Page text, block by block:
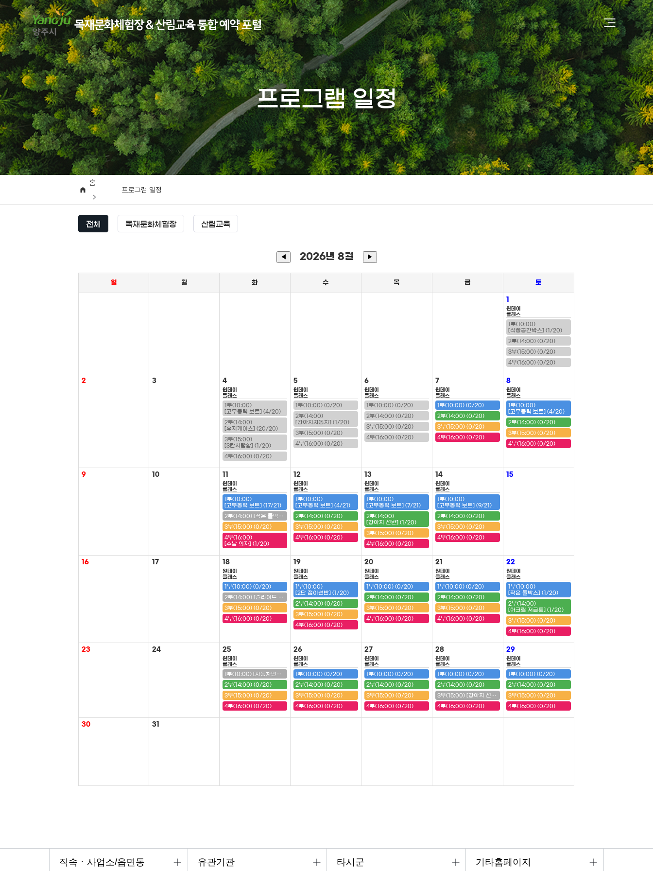
프로그램 일정
홈
프로그램 일정
전체 목재문화체험장 산림교육
◀ 2026년 8월 ▶
일 월 화 수 목 금 토
1
원데이
클래스
1부(10:00)
[식빵공간박스] (1/20)
2부(14:00) (0/20)
3부(15:00) (0/20)
4부(16:00) (0/20)
2 3 4
원데이
클래스
1부(10:00)
[고무동력 보트] (4/20)
2부(14:00)
[휴지케이스] (20/20)
3부(15:00)
[3칸서랍함] (1/20)
4부(16:00) (0/20)
5
원데이
클래스
1부(10:00) (0/20)
2부(14:00)
[강아지자동차] (1/20)
3부(15:00) (0/20)
4부(16:00) (0/20)
6
원데이
클래스
1부(10:00) (0/20)
2부(14:00) (0/20)
3부(15:00) (0/20)
4부(16:00) (0/20)
7
원데이
클래스
1부(10:00) (0/20)
2부(14:00) (0/20)
3부(15:00) (0/20)
4부(16:00) (0/20)
8
원데이
클래스
1부(10:00)
[고무동력 보트] (4/20)
2부(14:00) (0/20)
3부(15:00) (0/20)
4부(16:00) (0/20)
9 10 11
원데이
클래스
1부(10:00)
[고무동력 보트] (17/21)
2부(14:00) [작은 툴박스] (20/20) (마감)
3부(15:00) (0/20)
4부(16:00)
[수납 의자] (1/20)
12
원데이
클래스
1부(10:00)
[고무동력 보트] (4/21)
2부(14:00) (0/20)
3부(15:00) (0/20)
4부(16:00) (0/20)
13
원데이
클래스
1부(10:00)
[고무동력 보트] (7/21)
2부(14:00)
[강아지 선반] (1/20)
3부(15:00) (0/20)
4부(16:00) (0/20)
14
원데이
클래스
1부(10:00)
[고무동력 보트] (9/21)
2부(14:00) (0/20)
3부(15:00) (0/20)
4부(16:00) (0/20)
15
16 17 18
원데이
클래스
1부(10:00) (0/20)
2부(14:00) [슬라이드 필통] (20/20) (마감)
3부(15:00) (0/20)
4부(16:00) (0/20)
19
원데이
클래스
1부(10:00)
[2단 접이선반] (1/20)
2부(14:00) (0/20)
3부(15:00) (0/20)
4부(16:00) (0/20)
20
원데이
클래스
1부(10:00) (0/20)
2부(14:00) (0/20)
3부(15:00) (0/20)
4부(16:00) (0/20)
21
원데이
클래스
1부(10:00) (0/20)
2부(14:00) (0/20)
3부(15:00) (0/20)
4부(16:00) (0/20)
22
원데이
클래스
1부(10:00)
[작은 툴박스] (1/20)
2부(14:00)
[아크릴 저금통] (1/20)
3부(15:00) (0/20)
4부(16:00) (0/20)
23 24 25
원데이
클래스
1부(10:00) [자동차만들기(구급차)] (20/20) (마감)
2부(14:00) (0/20)
3부(15:00) (0/20)
4부(16:00) (0/20)
26
원데이
클래스
1부(10:00) (0/20)
2부(14:00) (0/20)
3부(15:00) (0/20)
4부(16:00) (0/20)
27
원데이
클래스
1부(10:00) (0/20)
2부(14:00) (0/20)
3부(15:00) (0/20)
4부(16:00) (0/20)
28
원데이
클래스
1부(10:00) (0/20)
2부(14:00) (0/20)
3부(15:00) [강아지 선반] (20/20) (마감)
4부(16:00) (0/20)
29
원데이
클래스
1부(10:00) (0/20)
2부(14:00) (0/20)
3부(15:00) (0/20)
4부(16:00) (0/20)
30 31